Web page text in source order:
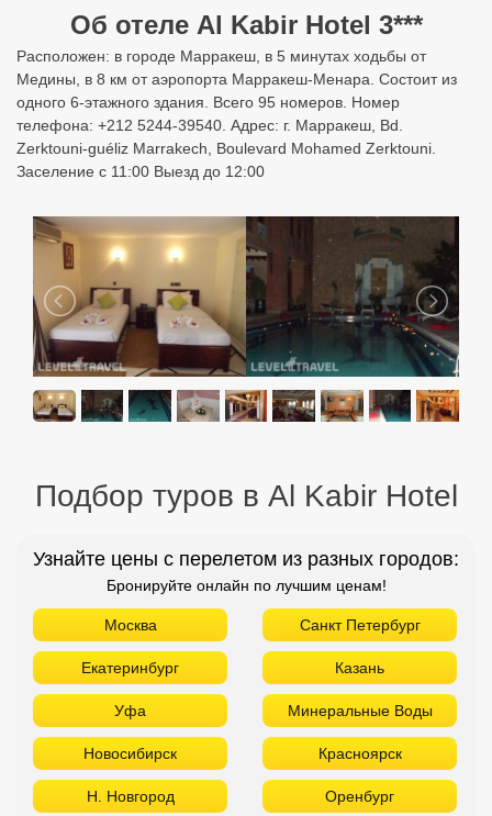
Об отеле Al Kabir Hotel 3***
Расположен: в городе Марракеш, в 5 минутах ходьбы от
Медины, в 8 км от аэропорта Марракеш-Менара. Состоит из
одного 6-этажного здания. Всего 95 номеров. Номер
телефона: +212 5244-39540. Адрес: г. Марракеш, Bd.
Zerktouni-guéliz Marrakech, Boulevard Mohamed Zerktouni.
Заселение с 11:00 Выезд до 12:00
Подбор туров в Al Kabir Hotel
Узнайте цены с перелетом из разных городов:
Бронируйте онлайн по лучшим ценам!
Москва Санкт Петербург
Екатеринбург Казань
Уфа Минеральные Воды
Новосибирск Красноярск
Н. Новгород Оренбург